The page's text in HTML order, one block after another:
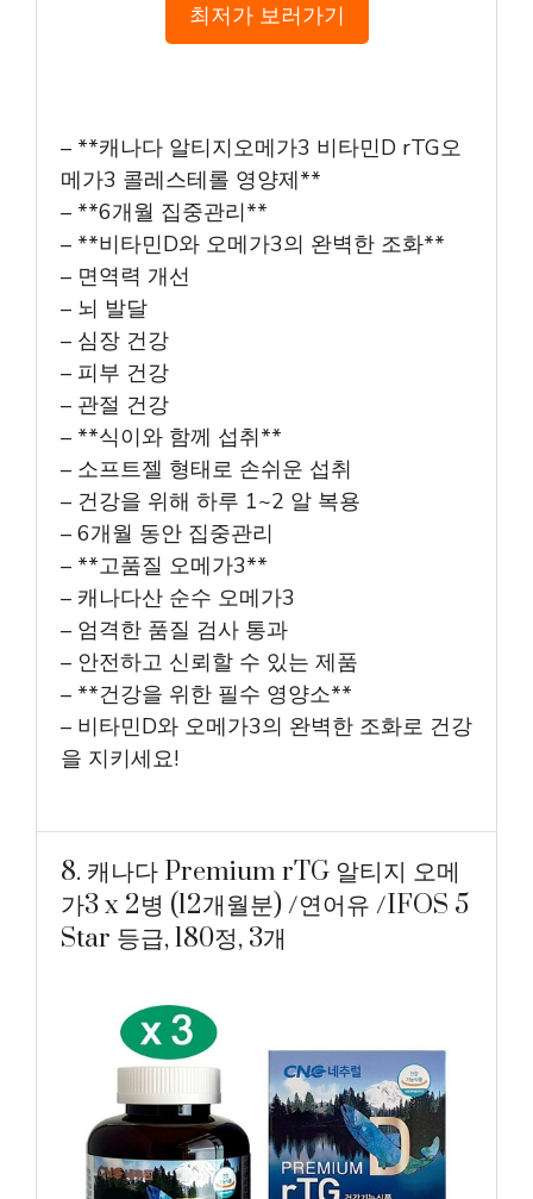
최저가 보러가기
– **캐나다 알티지오메가3 비타민D rTG오
메가3 콜레스테롤 영양제**
– **6개월 집중관리**
– **비타민D와 오메가3의 완벽한 조화**
– 면역력 개선
– 뇌 발달
– 심장 건강
– 피부 건강
– 관절 건강
– **식이와 함께 섭취**
– 소프트젤 형태로 손쉬운 섭취
– 건강을 위해 하루 1~2 알 복용
– 6개월 동안 집중관리
– **고품질 오메가3**
– 캐나다산 순수 오메가3
– 엄격한 품질 검사 통과
– 안전하고 신뢰할 수 있는 제품
– **건강을 위한 필수 영양소**
– 비타민D와 오메가3의 완벽한 조화로 건강
을 지키세요!
8. 캐나다 Premium rTG 알티지 오메
가3 x 2병 (12개월분) /연어유 /IFOS 5
Star 등급, 180정, 3개